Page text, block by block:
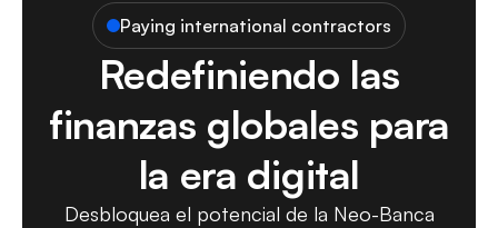
Paying international contractors
Redefiniendo las
finanzas globales para
la era digital
Desbloquea el potencial de la Neo-Banca